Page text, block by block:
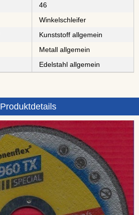
46
Winkelschleifer
Kunststoff allgemein
Metall allgemein
Edelstahl allgemein
Produktdetails